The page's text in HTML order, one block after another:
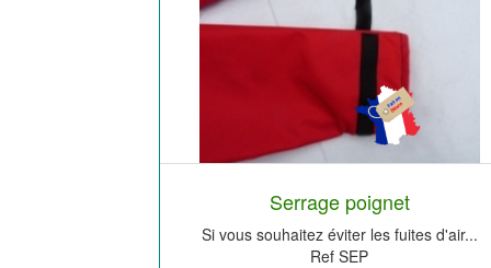
Serrage poignet
Si vous souhaitez éviter les fuites d'air...
Ref SEP